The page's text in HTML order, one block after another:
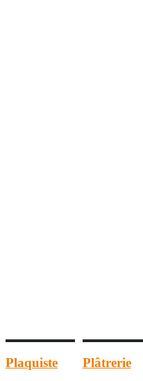
Plaquiste Plâtrerie